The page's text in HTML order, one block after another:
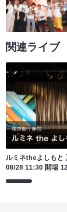
関連ライブ
ルミネtheよしもと
08/28 11:30 開場